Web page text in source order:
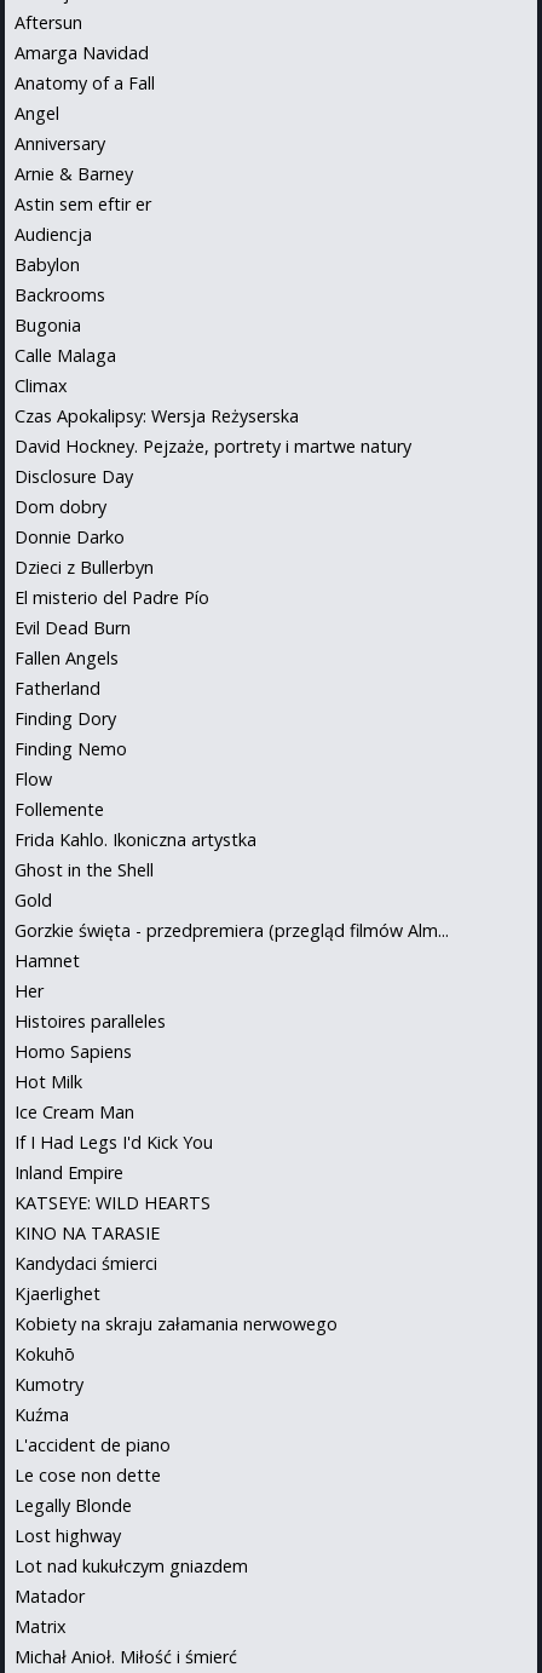
Aftersun
Amarga Navidad
Anatomy of a Fall
Angel
Anniversary
Arnie & Barney
Astin sem eftir er
Audiencja
Babylon
Backrooms
Bugonia
Calle Malaga
Climax
Czas Apokalipsy: Wersja Reżyserska
David Hockney. Pejzaże, portrety i martwe natury
Disclosure Day
Dom dobry
Donnie Darko
Dzieci z Bullerbyn
El misterio del Padre Pío
Evil Dead Burn
Fallen Angels
Fatherland
Finding Dory
Finding Nemo
Flow
Follemente
Frida Kahlo. Ikoniczna artystka
Ghost in the Shell
Gold
Gorzkie święta - przedpremiera (przegląd filmów Alm...
Hamnet
Her
Histoires paralleles
Homo Sapiens
Hot Milk
Ice Cream Man
If I Had Legs I'd Kick You
Inland Empire
KATSEYE: WILD HEARTS
KINO NA TARASIE
Kandydaci śmierci
Kjaerlighet
Kobiety na skraju załamania nerwowego
Kokuhō
Kumotry
Kuźma
L'accident de piano
Le cose non dette
Legally Blonde
Lost highway
Lot nad kukułczym gniazdem
Matador
Matrix
Michał Anioł. Miłość i śmierć